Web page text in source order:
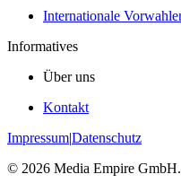
Internationale
Informatives
Über uns
Kontakt
Impressum|Datenschutz
© 2026 Media Empire